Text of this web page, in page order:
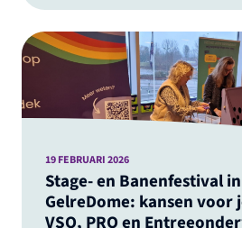
Stage- en Banenfestival
GelreDome: kansen voor
19 FEBRUARI 2026